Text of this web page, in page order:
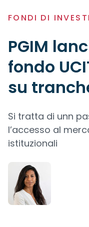
FONDI DI
PGIM
fondo
su
Si tratta di unn
l’accesso al
istituzionali